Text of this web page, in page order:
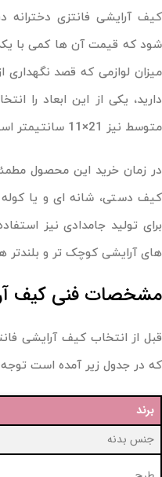
کیف آرایشی فانتزی
شود که قیمت آن ها کمی با
میزان لوازمی که قصد
متوسط نیز 21×11 سانتیمتر است.
در زمان خرید این محصول
کیف دستی، شانه ای و یا
برای تولید جامدادی نیز
های آرایشی کوچک تر و بلندتر
مشخصات فنی کیف
قبل از انتخاب کیف آرایشی
که در جدول زیر آمده است توجه
برند
جنس بدنه